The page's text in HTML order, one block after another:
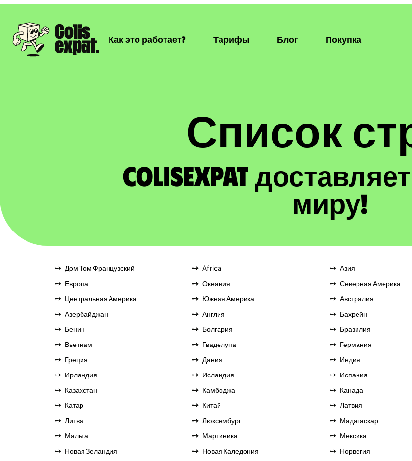
Как это работает? Тарифы Блог Покупка
Список
ColisExpat
миру!
Дом Том Французский Africa Азия
Европа
Океания Северная Америка
Центральная Америка
Южная Америка Австралия
Азербайджан
Англия Бахрейн
Бенин
Болгария Бразилия
Вьетнам
Гваделупа Германия
Греция
Дания Индия
Ирландия
Исландия Испания
Казахстан
Камбоджа Канада
Катар
Китай Латвия
Литва
Люксембург Мадагаскар
Мальта
Мартиника Мексика
Новая Зеландия
Новая Каледония Норвегия